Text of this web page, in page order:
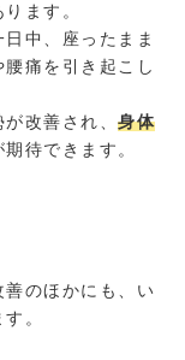
ます。
中、座ったまま
痛を引き起こし
改善され、 身体
期待できます。
のほかにも、い
。